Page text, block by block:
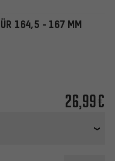
164,5 - 167 MM
26,99€